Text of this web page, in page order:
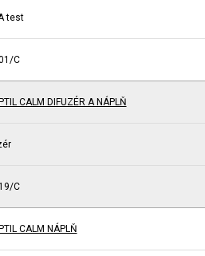
test
C
CALM DIFUZÉR A NÁPLŇ
C
CALM NÁPLŇ